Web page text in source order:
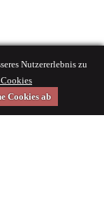
Nutzererlebnis zu
Cookies ab